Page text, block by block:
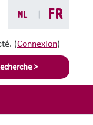
NL
FR
(Connexion)
>
les